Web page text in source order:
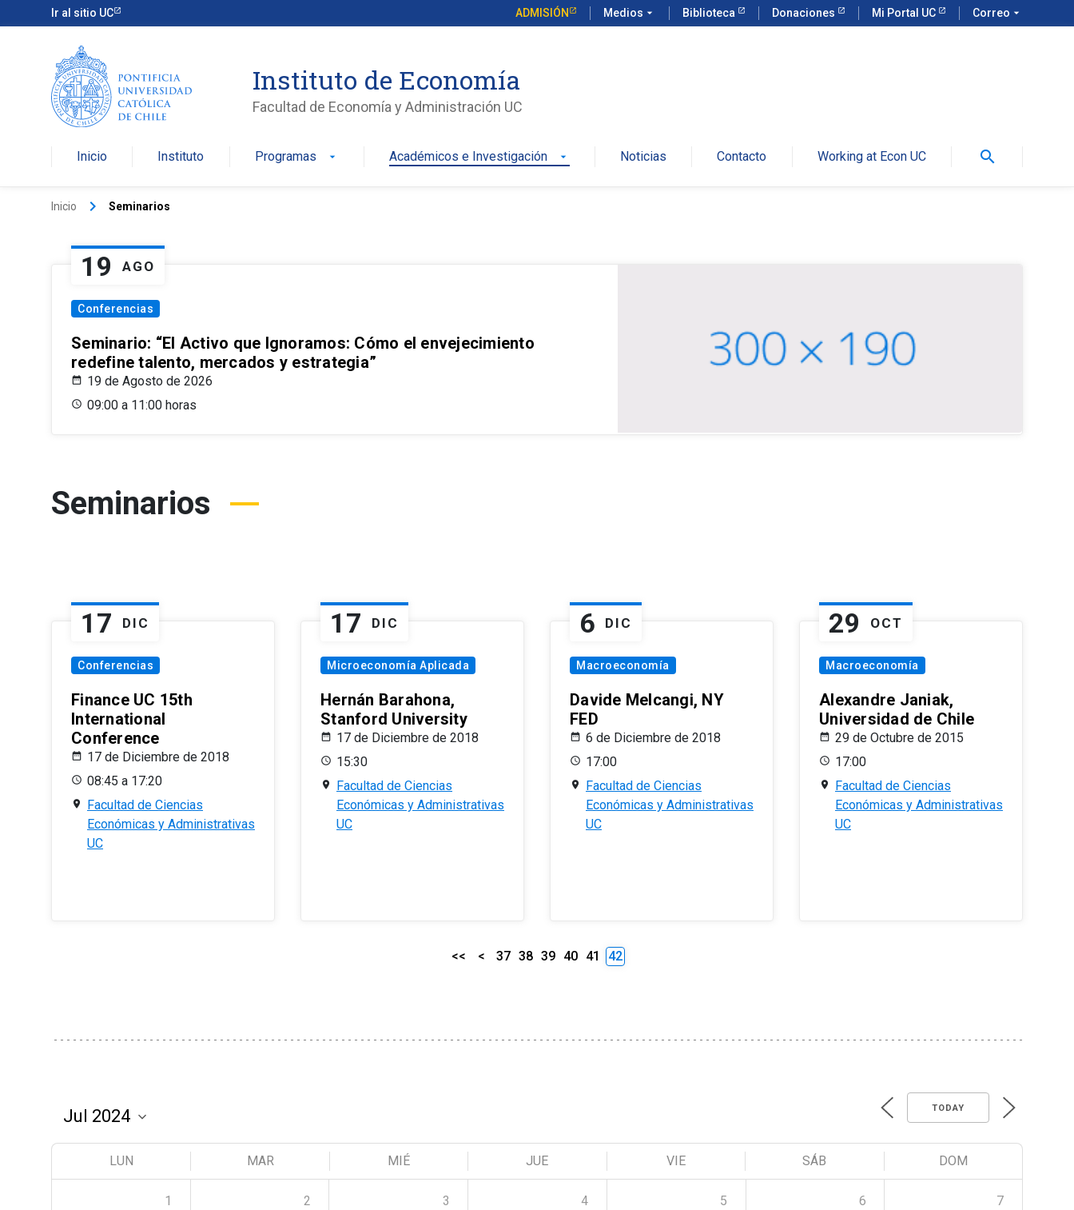
Ir al sitio UC ADMISIÓN Medios arrow_drop_down Biblioteca Donaciones Mi Portal UC Correo arrow_drop_down
Instituto de Economía
Facultad de Economía y Administración UC
Inicio Instituto Programas arrow_drop_down Académicos e Investigación arrow_drop_down Noticias Contacto Working at Econ UC search
Inicio keyboard_arrow_right Seminarios
19 AGO
Conferencias
Seminario: “El Activo que Ignoramos: Cómo el envejecimiento
redefine talento, mercados y estrategia”
19 de Agosto de 2026
09:00 a 11:00 horas
Seminarios
17 DIC
Conferencias
Finance UC 15th
International
Conference
17 de Diciembre de 2018
08:45 a 17:20
Facultad de Ciencias
Económicas y Administrativas
UC
17 DIC
Microeconomía Aplicada
Hernán Barahona,
Stanford University
17 de Diciembre de 2018
15:30
Facultad de Ciencias
Económicas y Administrativas
UC
6 DIC
Macroeconomía
Davide Melcangi, NY
FED
6 de Diciembre de 2018
17:00
Facultad de Ciencias
Económicas y Administrativas
UC
29 OCT
Macroeconomía
Alexandre Janiak,
Universidad de Chile
29 de Octubre de 2015
17:00
Facultad de Ciencias
Económicas y Administrativas
UC
<< < 37 38 39 40 41 42
TODAY
LUN MAR MIÉ JUE VIE SÁB DOM
1 2 3 4 5 6 7